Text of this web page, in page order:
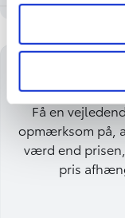
Få
Få en
opmærksom på,
værd end
pris